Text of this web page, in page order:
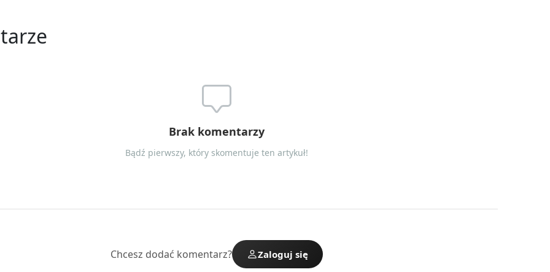
Brak komentarzy
Bądź pierwszy, który skomentuje ten artykuł!
Chcesz dodać komentarz? Zaloguj się